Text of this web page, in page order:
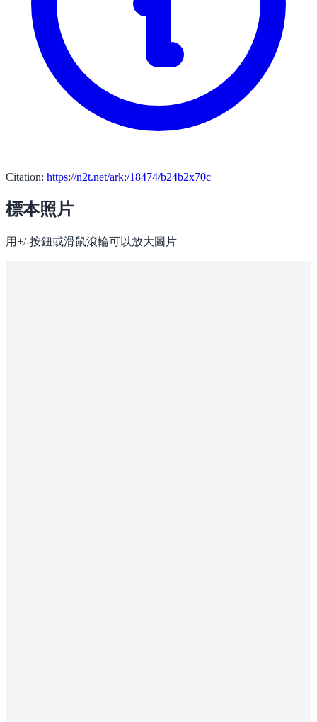
Citation: https://n2t.net/ark:/18474/b24b2x70c
標本照片
用+/-按鈕或滑鼠滾輪可以放大圖片